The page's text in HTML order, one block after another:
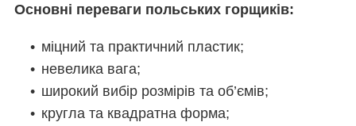
Основні переваги польських горщиків:
міцний та практичний пластик;
невелика вага;
широкий вибір розмірів та об’ємів;
кругла та квадратна форма;